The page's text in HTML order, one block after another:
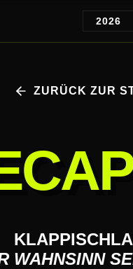
2026
ZURÜCK ZUR
WAHNSINN